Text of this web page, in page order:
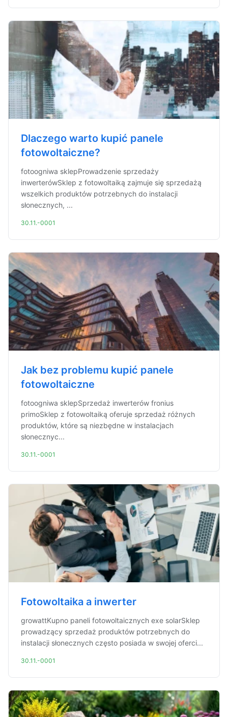
Dlaczego warto kupić panele
fotowoltaiczne?
fotoogniwa sklepProwadzenie sprzedaży
inwerterówSklep z fotowoltaiką zajmuje się sprzedażą
wszelkich produktów potrzebnych do instalacji
słonecznych, ...
30.11.-0001
Jak bez problemu kupić panele
fotowoltaiczne
fotoogniwa sklepSprzedaż inwerterów fronius
primoSklep z fotowoltaiką oferuje sprzedaż różnych
produktów, które są niezbędne w instalacjach
słonecznyc...
30.11.-0001
Fotowoltaika a inwerter
growattKupno paneli fotowoltaicznych exe solarSklep
prowadzący sprzedaż produktów potrzebnych do
instalacji słonecznych często posiada w swojej oferci...
30.11.-0001